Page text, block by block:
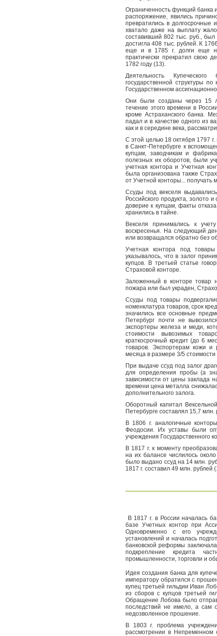
Ограниченность функций банка
распоряжение, явились
превратились в долгосрочные
хватало даже на выплату
составивший 802 тыс. руб.,
достигла 408 тыс. рублей. К
еще и в 1785 г. долги еще
практически прекратил свою
1782 году (13).
Деятельность
государственной структуры
Государственном
Они были созданы через 15
течение этого времени в
кроме Астраханского банка.
падал и в качестве одного из
как и в середине века,
С этой целью 18 октября 1797
в Санкт-Петербурге к
купцам, заводчикам и
полезных их оборотов, были
учетная контора и Учетная
была организована также
от Учетной конторы... получать
Ссуды под векселя
Российского продукта, золото
доверие к купцам, факты
хранились в тайне.
Векселя принимались к
воскресенья. На следующий
или возвращался обратно без
Учетная контора под
указывалось, что в залог
купцов. В третьей статье
Страховой конторе.
Заложенный в конторе товар
пожара или был украден,
Ссуды под товары
номенклатура товаров, срок
значились все основные
Петербург почти не
экспортеры железа и меди,
стоимости вывозимых
краткосрочный кредит (до 6
товаров. Экспортерам кожи и
месяца в размере 3/5 стоимости
При выдаче ссуд под залог
для определения пробы (а
зависимости от цены заклада
времени цена металла
дополнительного залога.
Оборотный капитал
Петербурге составлял 15,7 млн.
В 1806 г. аналогичные
Феодосии. Их уставы были
учреждения Государственного
В 1817 г. к моменту
на их балансе числилось
было выдано ссуд на 14 млн.
1817 г. составил 49 млн. рублей
В 1817 г. в России началась
базе Учетных контор при
Одновременно с его
установлений и началась
банковской реформы
подкрепление кредита
промышленности, торговли и
Идея создания банка для
императору обратился с
купец третьей гильдии Иван
из сборов с купцов третьей
Обращение Лобова было
последствий не имело, а сам
недозволенное прошение.
В 1803 г. проблема
рассмотрении в Непременном